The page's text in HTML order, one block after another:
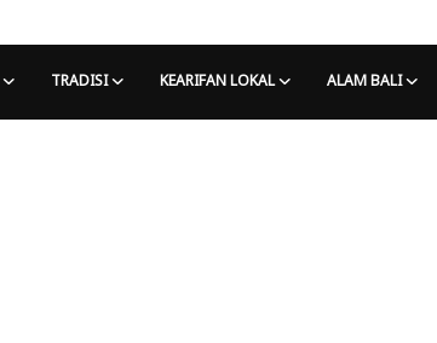
TRADISI KEARIFAN LOKAL ALAM BALI